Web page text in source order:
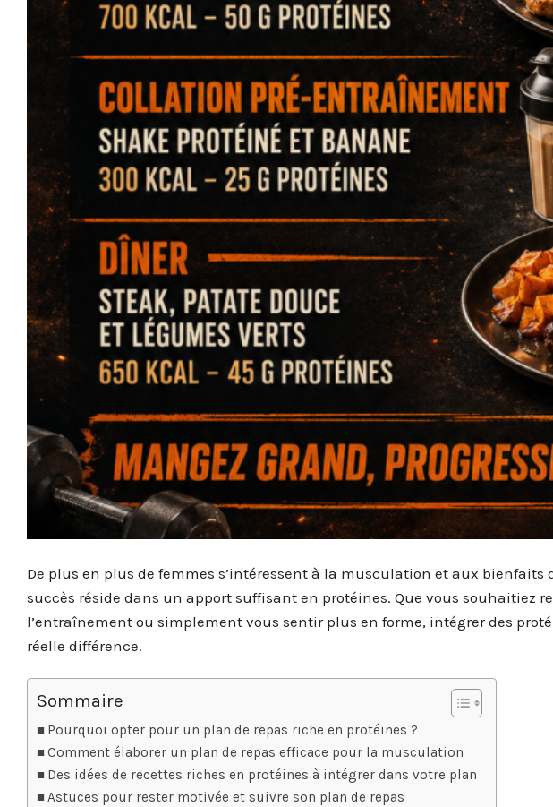
De plus en plus de femmes s’intéressent à la musculation et aux bienfaits
succès réside dans un apport suffisant en protéines. Que vous souhaitiez
l’entraînement ou simplement vous sentir plus en forme, intégrer des
réelle différence.
Sommaire
Pourquoi opter pour un plan de repas riche en protéines ?
Comment élaborer un plan de repas efficace pour la musculation
Des idées de recettes riches en protéines à intégrer dans votre plan
Astuces pour rester motivée et suivre son plan de repas